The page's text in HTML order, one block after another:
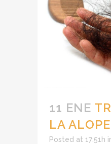
11 ENE
LA
Posted at 17:51h